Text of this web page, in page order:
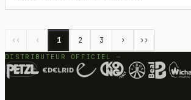
‹‹ ‹ 1 2 3 › ››
DISTRIBUTEUR OFFICIEL —